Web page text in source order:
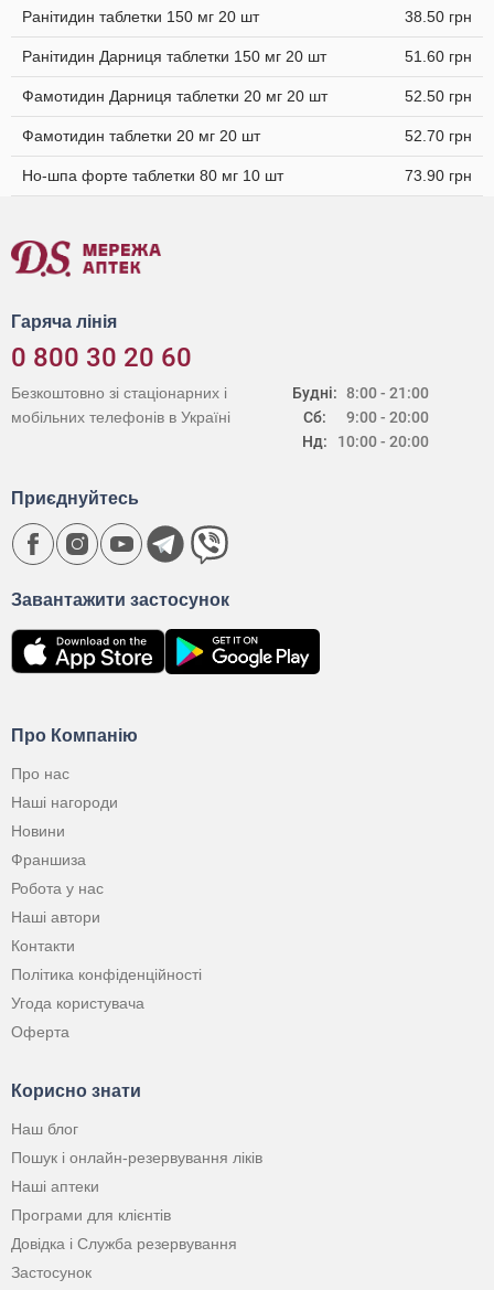
Ранітидин таблетки 150 мг 20 шт 38.50 грн
Ранітидин Дарниця таблетки 150 мг 20 шт 51.60 грн
Фамотидин Дарниця таблетки 20 мг 20 шт 52.50 грн
Фамотидин таблетки 20 мг 20 шт 52.70 грн
Но-шпа форте таблетки 80 мг 10 шт 73.90 грн
Гаряча лінія
0 800 30 20 60
Будні:
Сб:
Нд:
8:00 - 21:00
9:00 - 20:00
10:00 - 20:00
Безкоштовно зі стаціонарних і
мобільних телефонів в Україні
Про Компанію
Про нас
Наші нагороди
Новини
Франшиза
Робота у нас
Наші автори
Контакти
Політика конфіденційності
Угода користувача
Оферта
Корисно знати
Наш блог
Пошук і онлайн-резервування ліків
Наші аптеки
Програми для клієнтів
Довідка і Служба резервування
Застосунок
Завантажити застосунок
Приєднуйтесь